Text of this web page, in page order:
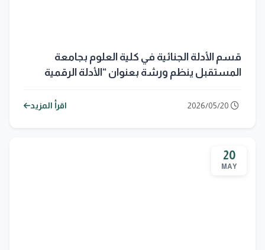
قسم الأدلة الجنائية في كلية العلوم بجامعة
المستقبل ينظم ورشة بعنوان “الأدلة الرقمية
اقرأ المزيد
20
MAY